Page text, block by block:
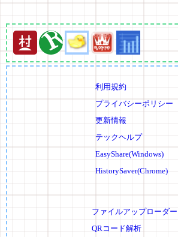
利用規約
プライバシーポリシー
更新情報
テックヘルプ
EasyShare(Windows)
HistorySaver(Chrome)
ファイルアップローダー
QRコード解析